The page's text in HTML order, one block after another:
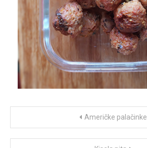
navigation
Američke palačinke